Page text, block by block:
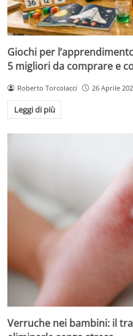
Giochi per
5 migliori da comprare e
Roberto Torcolacci 26 Aprile
Leggi di più
Verruche nei bambini: il